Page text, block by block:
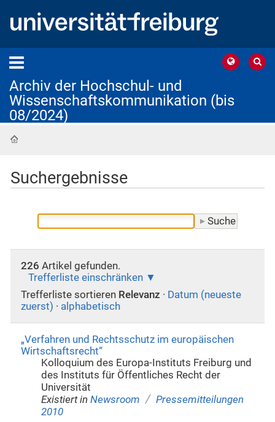
Archiv der Hochschul- und
Wissenschaftskommunikation (bis
08/2024)
Suchergebnisse
226 Artikel gefunden.
Trefferliste einschränken
Trefferliste sortieren Relevanz · Datum (neueste
zuerst) · alphabetisch
„Verfahren und Rechtsschutz im europäischen
Wirtschaftsrecht“
Kolloquium des Europa-Instituts Freiburg und
des Instituts für Öffentliches Recht der
Universität
Existiert in Newsroom / Pressemitteilungen
2010